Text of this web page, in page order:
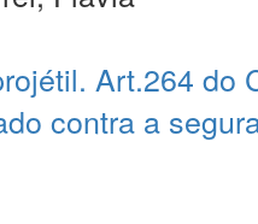
Art.264 do
contra a